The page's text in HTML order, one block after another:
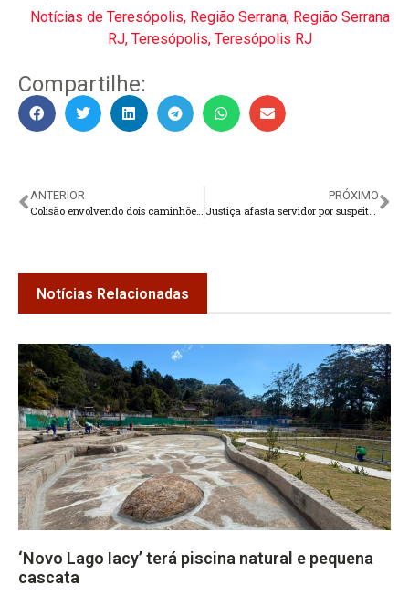
Notícias de Teresópolis, Região Serrana, Região Serrana
RJ, Teresópolis, Teresópolis RJ
Compartilhe:
ANTERIOR
Colisão envolvendo dois caminhões na rodovia Rio-Teresópolis
PRÓXIMO
Justiça afasta servidor por suspeita de licenças ambientais ilegais
Notícias Relacionadas
‘Novo Lago Iacy’ terá piscina natural e pequena
cascata